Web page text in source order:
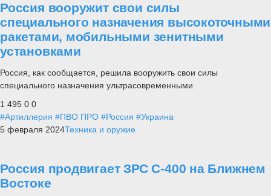
Россия вооружит свои силы
специального назначения высокоточными
ракетами, мобильными зенитными
установками
Россия, как сообщается, решила вооружить свои силы
специального назначения ультрасовременными
1 495 0 0
#Артиллерия #ПВО ПРО #Россия #Украина
5 февраля 2024Техника и оружие
Россия продвигает ЗРС С-400 на Ближнем
Востоке